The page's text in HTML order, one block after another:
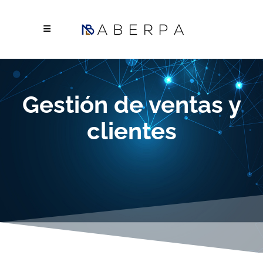
Gestión de ventas y
clientes